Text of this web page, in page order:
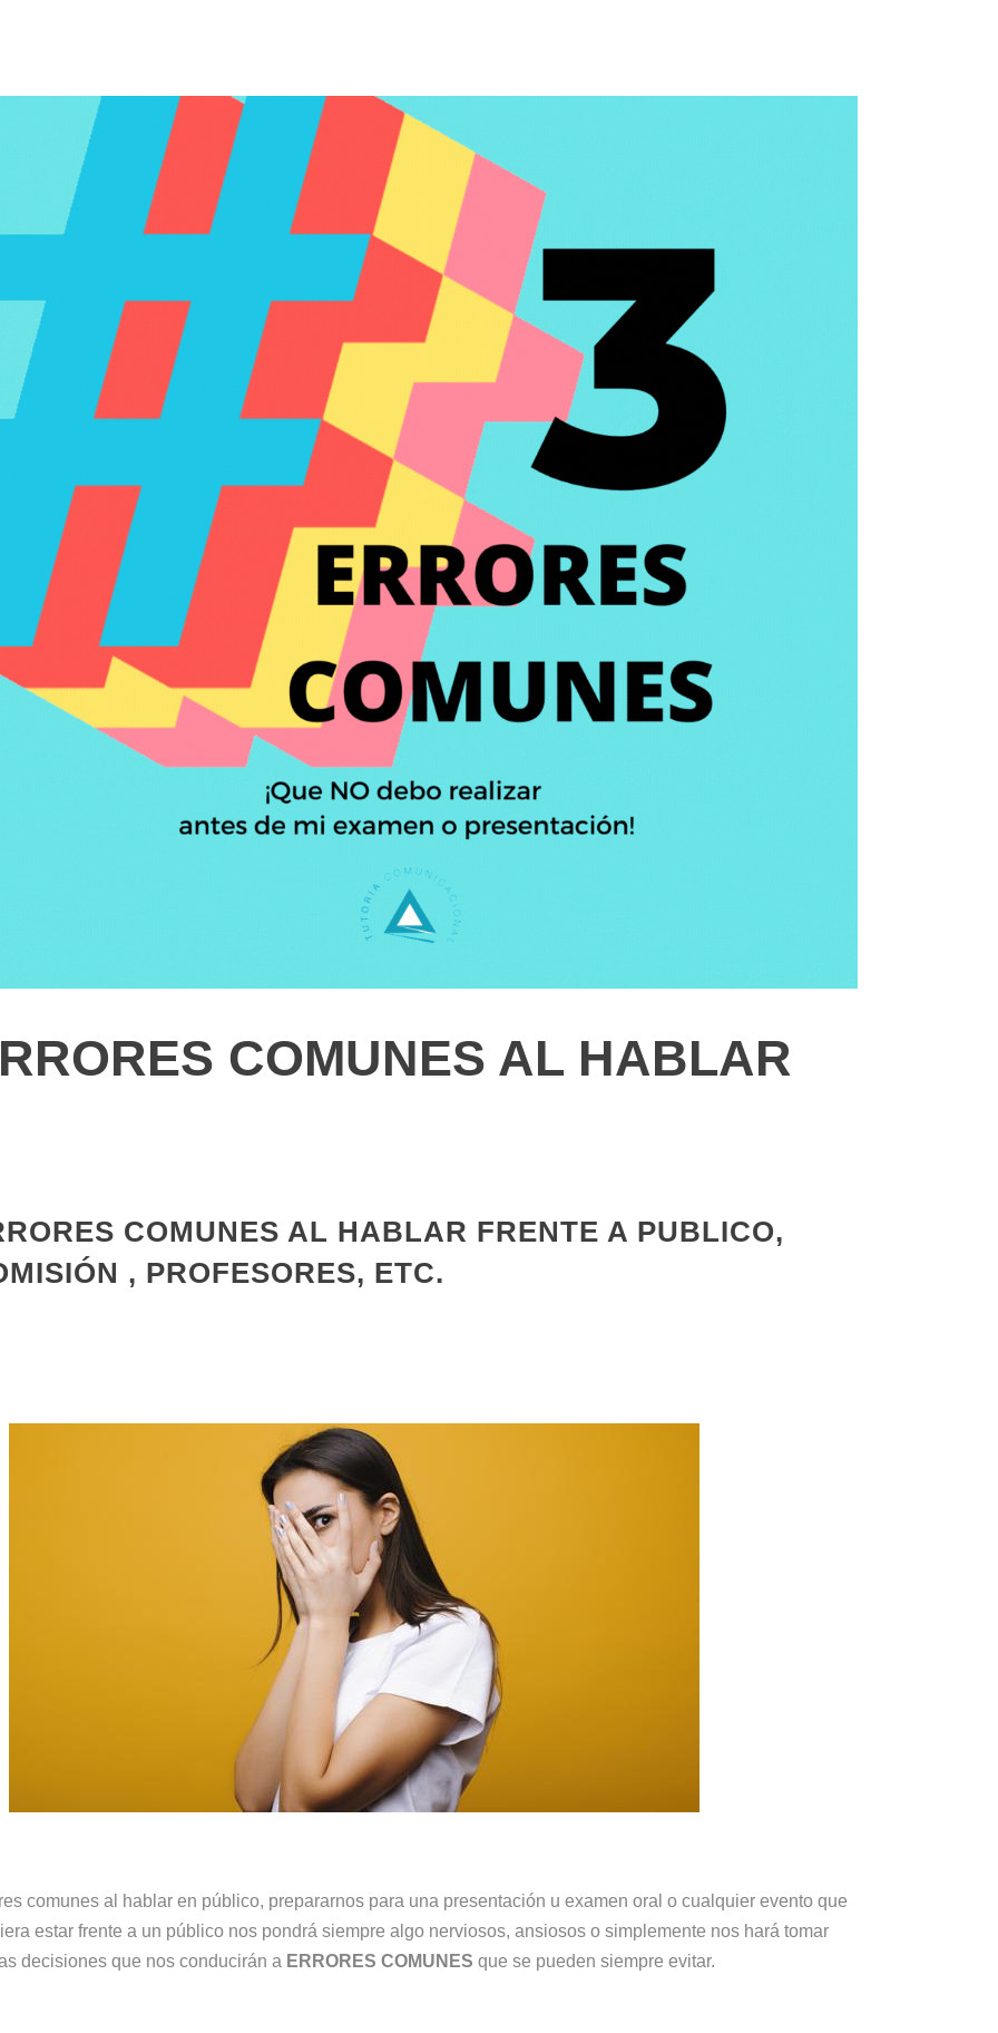
COMUNES AL HABLAR
COMUNES AL HABLAR FRENTE A PUBLICO,
, PROFESORES, ETC.
comunes al hablar en público, prepararnos para una presentación u examen oral o cualquier evento que
estar frente a un público nos pondrá siempre algo nerviosos, ansiosos o simplemente nos hará tomar
decisiones que nos conducirán a ERRORES COMUNES que se pueden siempre evitar.